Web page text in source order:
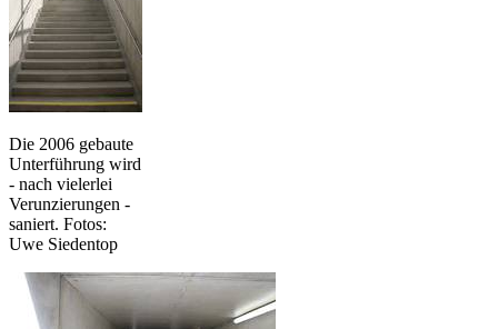
Die 2006 gebaute
Unterführung wird
- nach vielerlei
Verunzierungen -
saniert. Fotos:
Uwe Siedentop